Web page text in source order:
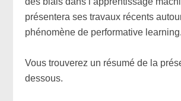
présentera ses travaux récents
phénomène de performative learning.
Vous trouverez un résumé de la
dessous.